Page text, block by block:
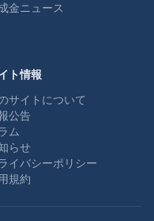
金ニュース
ト情報
サイトについて
公告
ム
らせ
イバシーポリシー
規約